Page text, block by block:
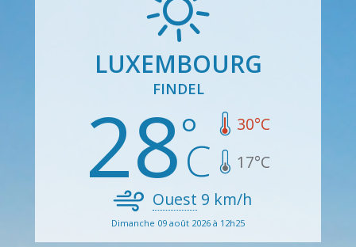
LUXEMBOURG
FINDEL
28 30°C
17°C
Ouest 9 km/h
Dimanche 09 août 2026 à 12h25